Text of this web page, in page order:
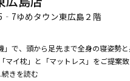
ゆめタウン東広島２階
で、頭から足先まで全身の寝姿勢
マイ枕」と「マットレス」をご提案
きを読む